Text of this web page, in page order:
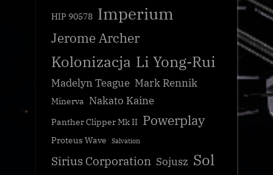
HIP 90578 Imperium
Jerome Archer
Kolonizacja Li Yong-Rui
Madelyn Teague Mark Rennik
Minerva Nakato Kaine
Panther Clipper Mk II Powerplay
Proteus Wave Salvation
Sirius Corporation Sojusz Sol